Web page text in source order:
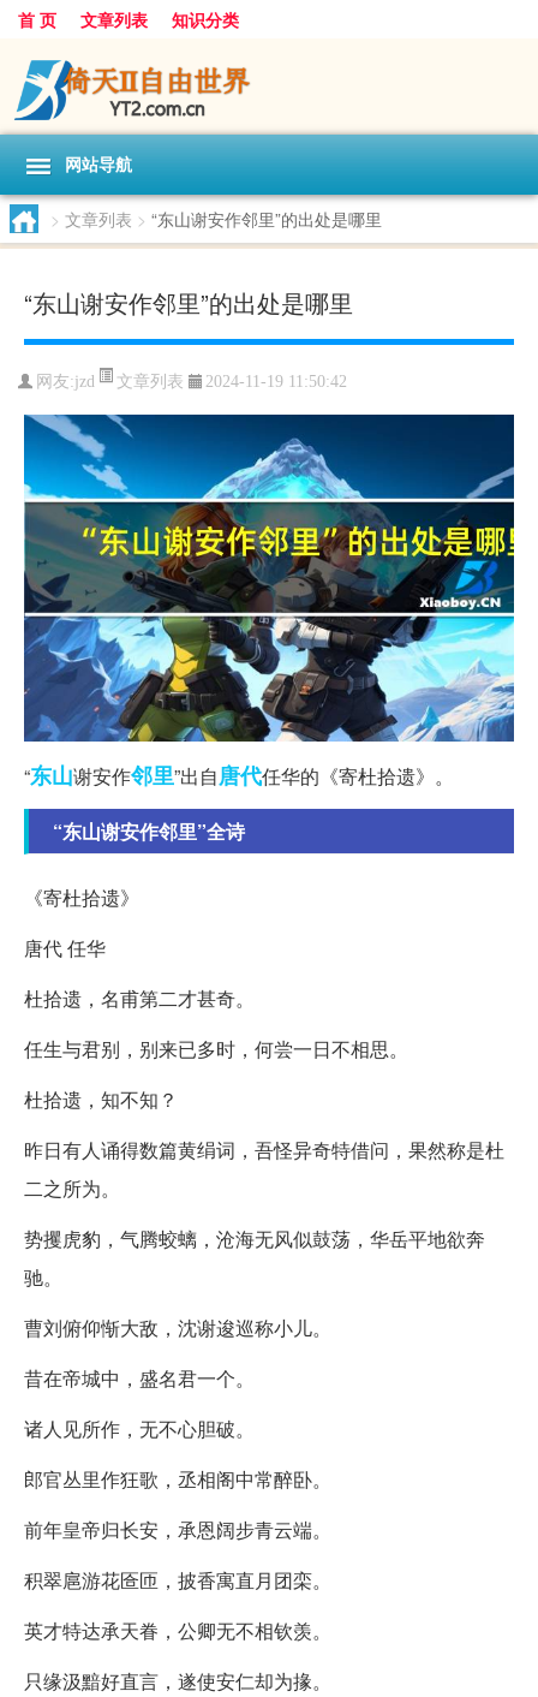
首 页 文章列表 知识分类
网站导航
> 文章列表 > “东山谢安作邻里”的出处是哪里
“东山谢安作邻里”的出处是哪里
网友:jzd 文章列表 2024-11-19 11:50:42
“东山谢安作邻里”出自唐代任华的《寄杜拾遗》。
“东山谢安作邻里”全诗
《寄杜拾遗》
唐代 任华
杜拾遗，名甫第二才甚奇。
任生与君别，别来已多时，何尝一日不相思。
杜拾遗，知不知？
昨日有人诵得数篇黄绢词，吾怪异奇特借问，果然称是杜
二之所为。
势攫虎豹，气腾蛟螭，沧海无风似鼓荡，华岳平地欲奔
驰。
曹刘俯仰惭大敌，沈谢逡巡称小儿。
昔在帝城中，盛名君一个。
诸人见所作，无不心胆破。
郎官丛里作狂歌，丞相阁中常醉卧。
前年皇帝归长安，承恩阔步青云端。
积翠扈游花匼匝，披香寓直月团栾。
英才特达承天眷，公卿无不相钦羡。
只缘汲黯好直言，遂使安仁却为掾。